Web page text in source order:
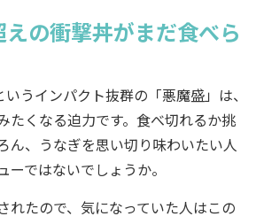
の衝撃丼がまだ食べら
うインパクト抜群の「悪魔盛」は、
たくなる迫力です。食べ切れるか挑
ん、うなぎを思い切り味わいたい人
ーではないでしょうか。
れたので、気になっていた人はこの